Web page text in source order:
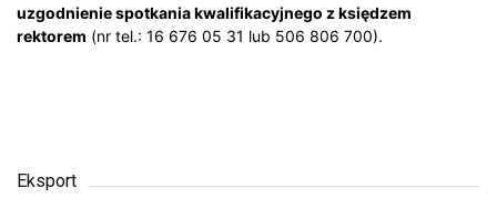
uzgodnienie spotkania kwalifikacyjnego z księdzem
rektorem (nr tel.: 16 676 05 31 lub 506 806 700).
Eksport